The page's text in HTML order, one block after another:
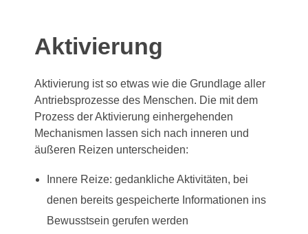
Aktivierung
Aktivierung ist so etwas wie die Grundlage aller
Antriebsprozesse des Menschen. Die mit dem
Prozess der Aktivierung einhergehenden
Mechanismen lassen sich nach inneren und
äußeren Reizen unterscheiden:
Innere Reize: gedankliche Aktivitäten, bei
denen bereits gespeicherte Informationen ins
Bewusstsein gerufen werden